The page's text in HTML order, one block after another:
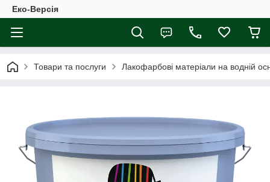
Еко-Версія
Товари та послуги Лакофарбові матеріали на водній